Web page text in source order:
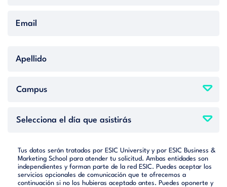
Tus datos serán tratados por ESIC University y por ESIC Business &
Marketing School para atender tu solicitud. Ambas entidades son
independientes y forman parte de la red ESIC. Puedes aceptar los
servicios opcionales de comunicación que te ofrecemos a
continuación si no los hubieras aceptado antes. Puedes oponerte y